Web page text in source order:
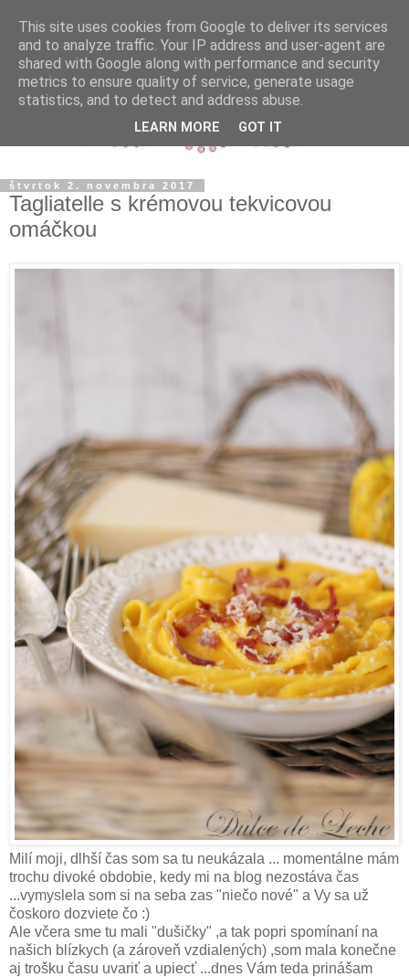
štvrtok 2. novembra 2017
Tagliatelle s krémovou tekvicovou
omáčkou
Milí moji, dlhší čas som sa tu neukázala ... momentálne mám
trochu divoké obdobie, kedy mi na blog nezostáva čas
...vymyslela som si na seba zas "niečo nové" a Vy sa už
čoskoro dozviete čo :)
Ale včera sme tu mali "dušičky" ,a tak popri spomínaní na
našich blízkych (a zároveň vzdialených) ,som mala konečne
aj trošku času uvariť a upiecť ...dnes Vám teda prinášam
This site uses cookies from Google to deliver its services
and to analyze traffic. Your IP address and user-agent are
shared with Google along with performance and security
metrics to ensure quality of service, generate usage
statistics, and to detect and address abuse.
LEARN MORE GOT IT